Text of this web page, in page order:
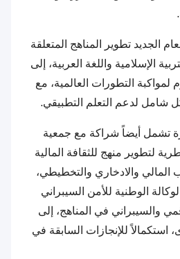
الجديد تطوير المناهج المتعلقة
الإسلامية واللغة العربية، إلى
التطورات العالمية، مع
تشمل أيضاً شراكة مع جمعية
لتطوير منهج للثقافة المالية
والادخاري والتخطيطي،
الوطنية للأمن السيبراني
والسيبراني في المناهج، إلى
استكمالاً للإنجازات السابقة في